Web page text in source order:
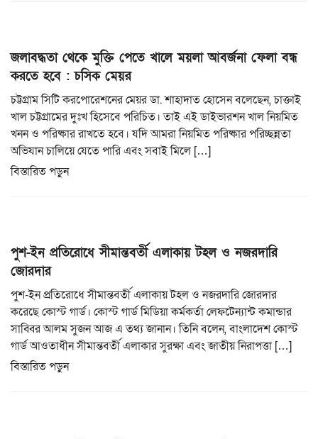
জলাবদ্ধতা থেকে মুক্তি পেতে খালে ময়লা আবর্জনা ফেলা বন্ধ
করতে হবে : চসিক মেয়র
চট্টগ্রাম সিটি করপোরেশনের মেয়র ডা. শাহাদাত হোসেন বলেছেন, চাক্তাই
খাল চট্টগ্রামের দুঃখ হিসেবে পরিচিত। তাই এই ডাইভারশন খাল নিয়মিত
খনন ও পরিষ্কার রাখতে হবে। যদি আমরা নিয়মিত পরিষ্কার পরিচ্ছন্নতা
অভিযান চালিয়ে যেতে পারি এবং সবাই মিলে […]
বিস্তারিত পড়ুন
পুশ-ইন প্রতিরোধে সীমান্তবর্তী এলাকায় টহল ও নজরদারি
জোরদার
পুশ-ইন প্রতিরোধে সীমান্তবর্তী এলাকায় টহল ও নজরদারি জোরদার
করেছে কোস্ট গার্ড। কোস্ট গার্ড মিডিয়া কর্মকর্তা লেফটেন্যান্ট কমান্ডার
সাব্বির আলম সুজন আজ এ তথ্য জানান। তিনি বলেন, বাংলাদেশ কোস্ট
গার্ড আওতাধীন সীমান্তবর্তী এলাকার সুরক্ষা এবং জাতীয় নিরাপত্তা […]
বিস্তারিত পড়ুন